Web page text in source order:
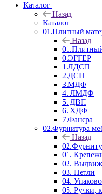
Каталог
Назад
Каталог
01.Плитный
Назад
0.ЭГГЕР
1.ЛДСП
2.ДСП
3.МДФ
4. ЛМДФ
5. ДВП
6. ХДФ
7.Фанера
02.Фурнитура
Назад
01.
02.
03. Петли
04.
05. Ручки,